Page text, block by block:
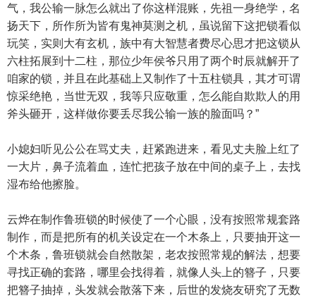
气，我公输一脉怎么就出了你这样混账，先祖一身绝学，名
扬天下，所作所为皆有鬼神莫测之机，虽说留下这把锁看似
玩笑，实则大有玄机，族中有大智慧者费尽心思才把这锁从
六柱拓展到十二柱，那位少年侯爷只用了两个时辰就解开了
咱家的锁，并且在此基础上又制作了十五柱锁具，其才可谓
惊采绝艳，当世无双，我等只应敬重，怎么能自欺欺人的用
斧头砸开，这样做你要丢尽我公输一族的脸面吗？”
小媳妇听见公公在骂丈夫，赶紧跑进来，看见丈夫脸上红了
一大片，鼻子流着血，连忙把孩子放在中间的桌子上，去找
湿布给他擦脸。
云烨在制作鲁班锁的时候使了一个心眼，没有按照常规套路
制作，而是把所有的机关设定在一个木条上，只要抽开这一
个木条，鲁班锁就会自然散架，老农按照常规的解法，想要
寻找正确的套路，哪里会找得着，就像人头上的簪子，只要
把簪子抽掉，头发就会散落下来，后世的发烧友研究了无数